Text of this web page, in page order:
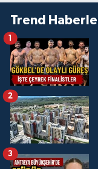
Trend
1
2
3